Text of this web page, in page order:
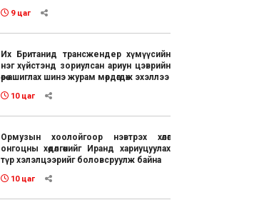
9 цаг
Их Британид трансжендер хүмүүсийн
нэг хүйстэнд зориулсан ариун цэврийн
өрөө ашиглах шинэ журам мөрдөгдөж эхэллээ
10 цаг
Ормузын хоолойгоор нэвтрэх хөлөг
онгоцны хөдөлгөөнийг Иранд хариуцуулах
түр хэлэлцээрийг боловсруулж байна
10 цаг